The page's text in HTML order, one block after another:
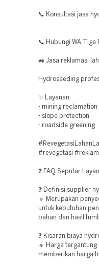
📞 Konsultasi jasa
📞 Hubungi WA
🚜 Jasa reklamasi
Hydroseeding
✨ Layanan:
- mining reclamation
- slope protection
- roadside greening
#revegetasi
❓ FAQ Seputar
❓ Definisi supplier
🔹 Merupakan
untuk kebutuhan
bahan dan hasil
❓ Kisaran biaya
🔹 Harga
memberikan harga